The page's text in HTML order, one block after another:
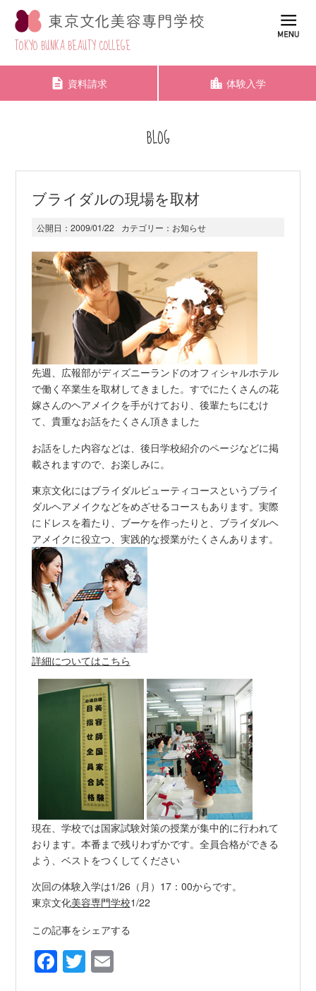
TOKYO BUNKA BEAUTY COLLEGE
資料請求 体験入学
BLOG
ブライダルの現場を取材
公開日： 2009/01/22 カテゴリー： お知らせ
先週、広報部がディズニーランドのオフィシャルホテル
で働く卒業生を取材してきました。すでにたくさんの花
嫁さんのヘアメイクを手がけており、後輩たちにむけ
て、貴重なお話をたくさん頂きました
お話をした内容などは、後日学校紹介のページなどに掲
載されますので、お楽しみに。
東京文化にはブライダルビューティコースというブライ
ダルヘアメイクなどをめざせるコースもあります。実際
にドレスを着たり、ブーケを作ったりと、ブライダルヘ
アメイクに役立つ、実践的な授業がたくさんあります。
詳細についてはこちら
現在、学校では国家試験対策の授業が集中的に行われて
おります。本番まで残りわずかです。全員合格ができる
よう、ベストをつくしてください
次回の体験入学は1/26（月）17：00からです。
東京文化美容専門学校1/22
この記事をシェアする
Facebook
Twitter
Email